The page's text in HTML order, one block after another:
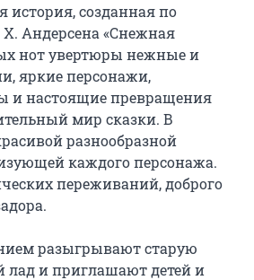
созданная по
Андерсена «Снежная
нот увертюры нежные и
яркие персонажи,
и настоящие превращения
мир сказки. В
разнообразной
каждого персонажа.
переживаний, доброго
разыгрывают старую
и приглашают детей и